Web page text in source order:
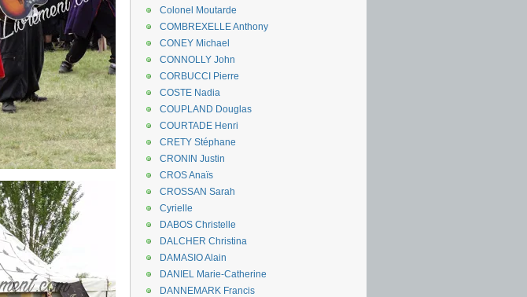
Colonel Moutarde
COMBREXELLE Anthony
CONEY Michael
CONNOLLY John
CORBUCCI Pierre
COSTE Nadia
COUPLAND Douglas
COURTADE Henri
CRETY Stéphane
CRONIN Justin
CROS Anaïs
CROSSAN Sarah
Cyrielle
DABOS Christelle
DALCHER Christina
DAMASIO Alain
DANIEL Marie-Catherine
DANNEMARK Francis